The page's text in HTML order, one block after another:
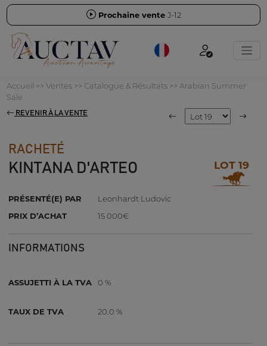
Prochaine vente J-12
Accueil >> Ventes>> Catalogue & Résultats>> Arabian Summer
Sale
REVENIR À LA VENTE
RACHETÉ
KINTANA D'ARTEO LOT 19
PRÉSENTÉ(E) PAR
Leonhardt Ludovic
PRIX D’ACHAT
15 000€
INFORMATIONS
ASSUJETTI À LA TVA 0 %
TAUX DE TVA 20.0 %